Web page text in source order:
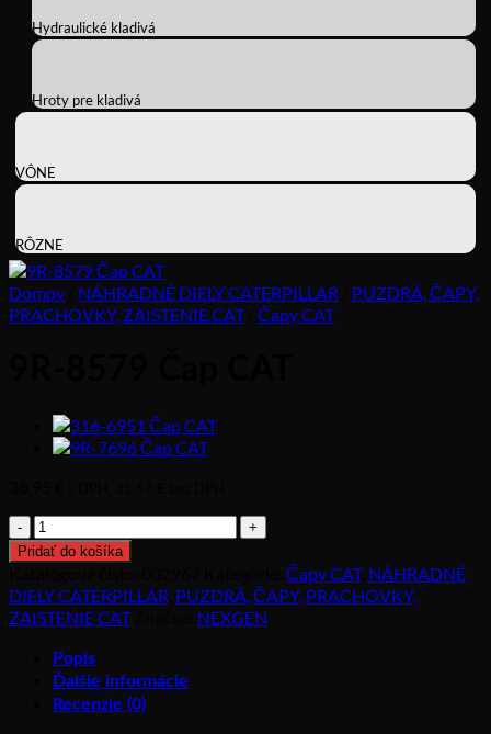
Hydraulické kladivá
Hroty pre kladivá
VÔNE
RÔZNE
Domov NÁHRADNÉ DIELY CATERPILLAR
PUZDRÁ, ČAPY,
PRACHOVKY, ZAISTENIE CAT
Čapy CAT
množstvo
9R-
8579
Čap
CAT
Pridať do košíka
Čapy CAT, NÁHRADNÉ
DIELY CATERPILLAR PUZDRÁ, ČAPY, PRACHOVKY,
ZAISTENIE CAT
NEXGEN
Popis
Ďalšie informácie
Recenzie (0)